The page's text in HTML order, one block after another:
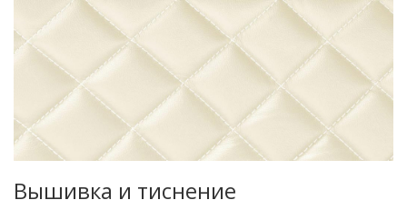
Вышивка и тиснение